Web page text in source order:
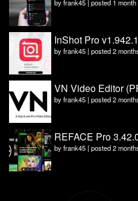
byfrank45 | posted 1 month
InShot Pro
byfrank45 | posted 2
VN Video Editor
byfrank45 | posted 2
REFACE Pro
byfrank45 | posted 2